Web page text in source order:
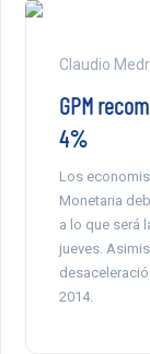
Claudio
GPM
4%
Los
Monetaria
a lo que será
jueves.
2014.